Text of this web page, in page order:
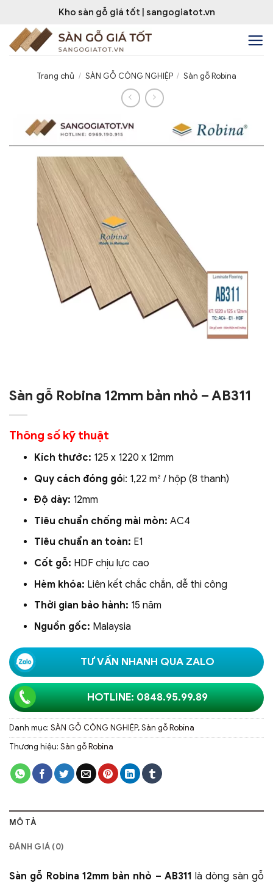
dung
Kho sàn gỗ giá tốt | sangogiatot.vn
Trang chủ / SÀN GỖ CÔNG NGHIỆP / Sàn gỗ Robina
Sàn gỗ Robina 12mm bản nhỏ – AB311
Thông số kỹ thuật
Kích thước: 125 x 1220 x 12mm
Quy cách đóng gói: 1,22 m² / hộp (8 thanh)
Độ dày: 12mm
Tiêu chuẩn chống mài mòn: AC4
Tiêu chuẩn an toàn: E1
Cốt gỗ: HDF chịu lực cao
Hèm khóa: Liên kết chắc chắn, dễ thi công
Thời gian bảo hành: 15 năm
Nguồn gốc: Malaysia
TƯ VẤN NHANH QUA ZALO
HOTLINE: 0848.95.99.89
Danh mục: SÀN GỖ CÔNG NGHIỆP,Sàn gỗ Robina
Thương hiệu: Sàn gỗ Robina
MÔ TẢ
ĐÁNH GIÁ (0)
Sàn gỗ Robina 12mm bản nhỏ – AB311 là dòng sàn gỗ